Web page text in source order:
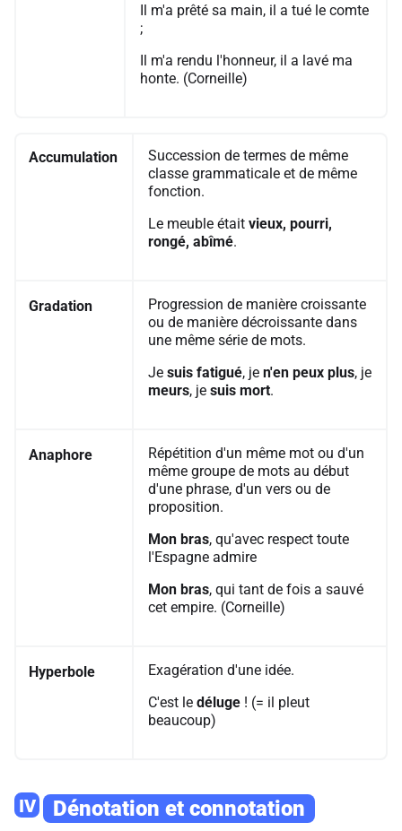
Il m'a prêté sa main, il a tué le comte
;
Il m'a rendu l'honneur, il a lavé ma
honte. (Corneille)
Accumulation
Succession de termes de même
classe grammaticale et de même
fonction.
Le meuble était vieux, pourri,
rongé, abîmé.
Gradation
Progression de manière croissante
ou de manière décroissante dans
une même série de mots.
Je suis fatigué, je n'en peux plus, je
meurs, je suis mort.
Anaphore
Répétition d'un même mot ou d'un
même groupe de mots au début
d'une phrase, d'un vers ou de
proposition.
Mon bras, qu'avec respect toute
l'Espagne admire
Mon bras, qui tant de fois a sauvé
cet empire. (Corneille)
Hyperbole
Exagération d'une idée.
C'est le déluge ! (= il pleut
beaucoup)
IV Dénotation et connotation